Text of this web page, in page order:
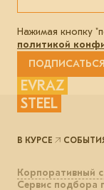
Нажимая кнопку
политикой
ПОДПИСАТЬСЯ
EVRAZ
STEEL
Корпоративный
Сервис подбора
В КУРСЕ